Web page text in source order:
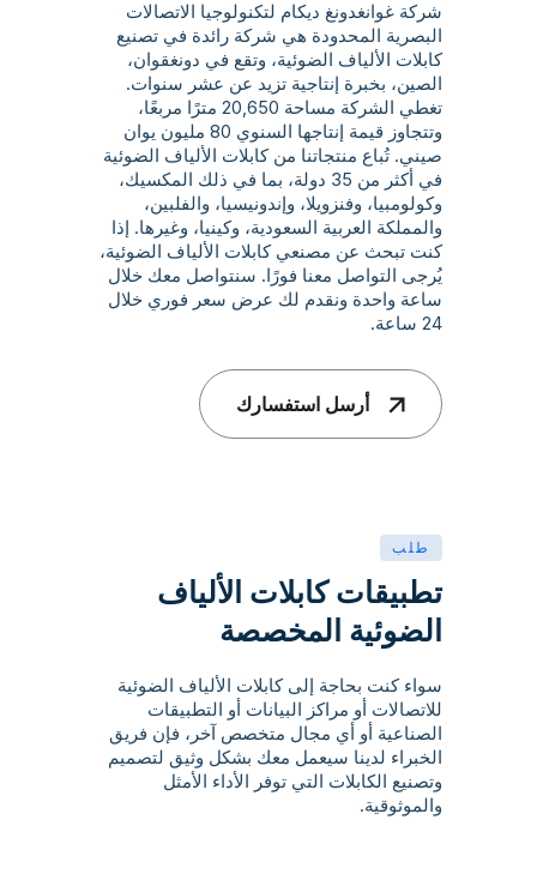
شركة غوانغدونغ ديكام لتكنولوجيا الاتصالات
البصرية المحدودة هي شركة رائدة في تصنيع
كابلات الألياف الضوئية، وتقع في دونغقوان،
الصين، بخبرة إنتاجية تزيد عن عشر سنوات.
تغطي الشركة مساحة 20,650 مترًا مربعًا،
وتتجاوز قيمة إنتاجها السنوي 80 مليون يوان
صيني. تُباع منتجاتنا من كابلات الألياف الضوئية
في أكثر من 35 دولة، بما في ذلك المكسيك،
وكولومبيا، وفنزويلا، وإندونيسيا، والفلبين،
والمملكة العربية السعودية، وكينيا، وغيرها. إذا
كنت تبحث عن مصنعي كابلات الألياف الضوئية،
يُرجى التواصل معنا فورًا. سنتواصل معك خلال
ساعة واحدة ونقدم لك عرض سعر فوري خلال
24 ساعة.
أرسل استفسارك
طلب
تطبيقات كابلات الألياف
الضوئية المخصصة
سواء كنت بحاجة إلى كابلات الألياف الضوئية
للاتصالات أو مراكز البيانات أو التطبيقات
الصناعية أو أي مجال متخصص آخر، فإن فريق
الخبراء لدينا سيعمل معك بشكل وثيق لتصميم
وتصنيع الكابلات التي توفر الأداء الأمثل
والموثوقية.